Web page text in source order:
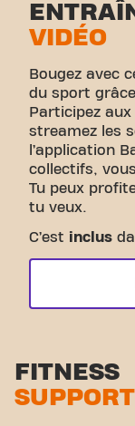
VIDÉO
Bougez avec
du sport
Participez
streamez les
l’application
collectifs,
Tu peux
tu veux.
C’est inclus
FITNESS
SUPPORT